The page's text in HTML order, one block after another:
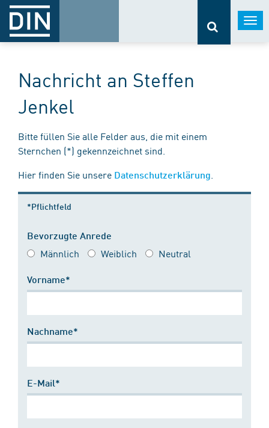
Nachricht an Steffen
Jenkel
Bitte füllen Sie alle Felder aus, die mit einem
Sternchen (*) gekennzeichnet sind.
Hier finden Sie unsere Datenschutzerklärung
*Pflichtfeld
Bevorzugte Anrede
Männlich Weiblich Neutral
Vorname*
Nachname*
E-Mail*